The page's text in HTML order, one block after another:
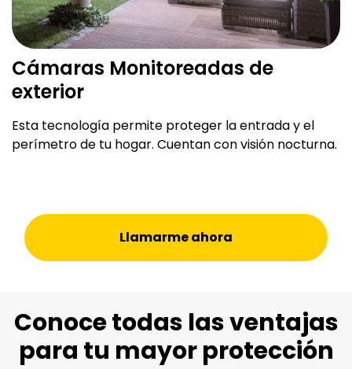
Cámaras Monitoreadas de
exterior
Esta tecnología permite proteger la entrada y el
perímetro de tu hogar. Cuentan con visión nocturna.
Llamarme ahora
Conoce todas las ventajas
para tu mayor protección